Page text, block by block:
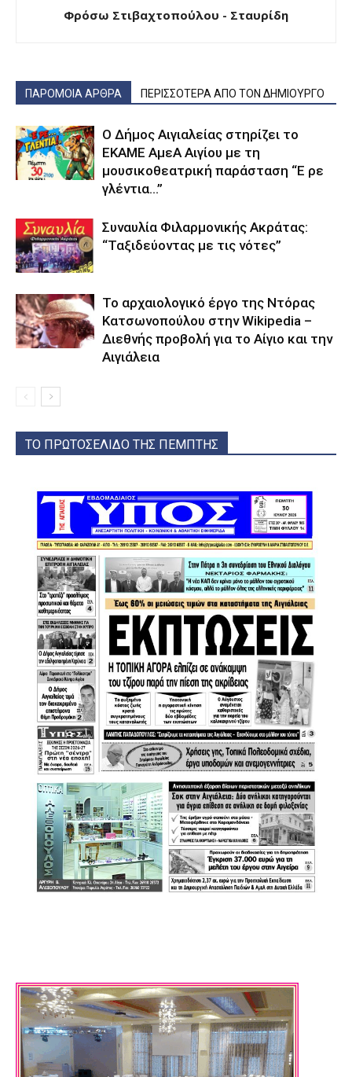
Φρόσω Στιβαχτοπούλου - Σταυρίδη
ΠΑΡΟΜΟΙΑ ΑΡΘΡΑ ΠΕΡΙΣΣΟΤΕΡΑ ΑΠΟ ΤΟΝ ΔΗΜΙΟΥΡΓΟ
Ο Δήμος Αιγιαλείας στηρίζει το
ΕΚΑΜΕ ΑμεΑ Αιγίου με τη
μουσικοθεατρική παράσταση “Ε ρε
γλέντια…”
Συναυλία Φιλαρμονικής Ακράτας:
“Ταξιδεύοντας με τις νότες”
Το αρχαιολογικό έργο της Ντόρας
Κατσωνοπούλου στην Wikipedia –
Διεθνής προβολή για το Αίγιο και την
Αιγιάλεια
ΤΟ ΠΡΩΤΟΣΕΛΙΔΟ ΤΗΣ ΠΕΜΠΤΗΣ